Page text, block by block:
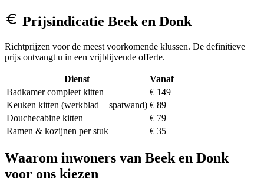
Prijsindicatie Beek en Donk
Richtprijzen voor de meest voorkomende klussen. De definitieve
prijs ontvangt u in een vrijblijvende offerte.
Dienst
Vanaf
Badkamer compleet kitten
€ 149
Keuken kitten (werkblad + spatwand) € 89
Douchecabine kitten
€ 79
Ramen & kozijnen per stuk
€ 35
Waarom inwoners van Beek en Donk
voor ons kiezen